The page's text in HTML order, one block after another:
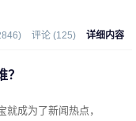
评论 (125) 详细内容
？
就成为了新闻热点，